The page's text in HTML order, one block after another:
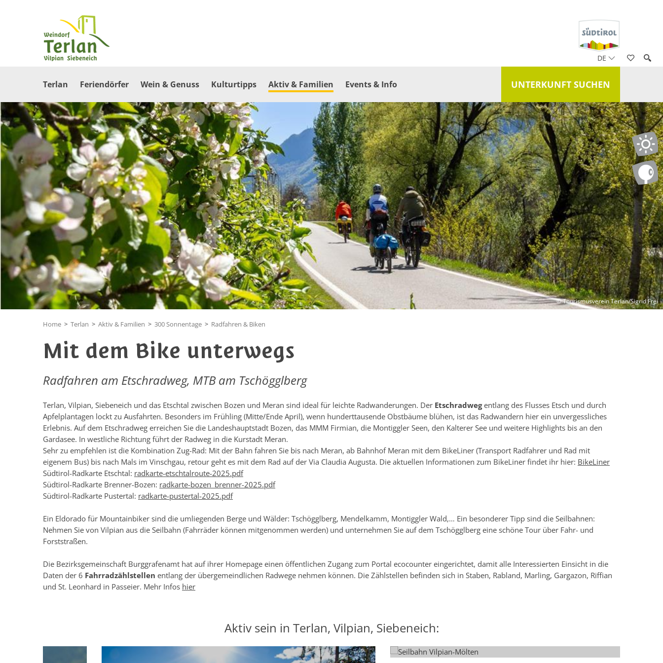
DE
UNTERKUNFT SUCHEN
Terlan Feriendörfer Wein & Genuss Kulturtipps Aktiv & Familien Events & Info
© Tourismusverein Terlan/Sigrid Frei
Home > Terlan > Aktiv & Familien > 300 Sonnentage > Radfahren & Biken
Mit dem Bike unterwegs
Radfahren am Etschradweg, MTB am Tschögglberg
Terlan, Vilpian, Siebeneich und das Etschtal zwischen Bozen und Meran sind ideal für leichte Radwanderungen. Der Etschradwegentlang des Flusses Etsch und durch
Apfelplantagen lockt zu Ausfahrten. Besonders im Frühling (Mitte/Ende April), wenn hunderttausende Obstbäume blühen, ist das Radwandern hier ein unvergessliches
Erlebnis. Auf dem Etschradweg erreichen Sie die Landeshauptstadt Bozen, das MMM Firmian, die Montiggler Seen, den Kalterer See und weitere Highlights bis an den
Gardasee. In westliche Richtung führt der Radweg in die Kurstadt Meran.
Sehr zu empfehlen ist die Kombination Zug-Rad: Mit der Bahn fahren Sie bis nach Meran, ab Bahnhof Meran mit dem BikeLiner (Transport Radfahrer und Rad mit
eigenem Bus) bis nach Mals im Vinschgau, retour geht es mit dem Rad auf der Via Claudia Augusta. Die aktuellen Informationen zum BikeLiner findet ihr hier: BikeLiner
Südtirol-Radkarte Etschtal: radkarte-etschtalroute-2025.pdf
Südtirol-Radkarte Brenner-Bozen: radkarte-bozen_brenner-2025.pdf
Südtirol-Radkarte Pustertal: radkarte-pustertal-2025.pdf
Ein Eldorado für Mountainbiker sind die umliegenden Berge und Wälder: Tschögglberg, Mendelkamm, Montiggler Wald,… Ein besonderer Tipp sind die Seilbahnen:
Nehmen Sie von Vilpian aus die Seilbahn (Fahrräder können mitgenommen werden) und unternehmen Sie auf dem Tschögglberg eine schöne Tour über Fahr- und
Forststraßen.
Die Bezirksgemeinschaft Burggrafenamt hat auf ihrer Homepage einen öffentlichen Zugang zum Portal ecocounter eingerichtet, damit alle Interessierten Einsicht in die
Daten der 6 Fahrradzählstellen entlang der übergemeindlichen Radwege nehmen können. Die Zählstellen befinden sich in Staben, Rabland, Marling, Gargazon, Riffian
und St. Leonhard in Passeier. Mehr Infos hier
Aktiv sein in Terlan, Vilpian, Siebeneich: